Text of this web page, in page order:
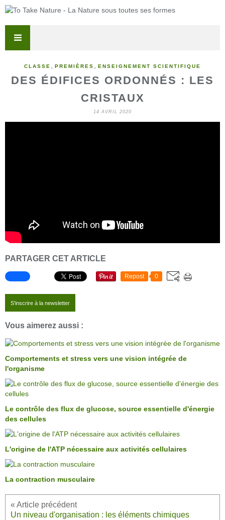
CLASSE PREMIÈRES ENSEIGNEMENT SCIENTIFIQUE
DES ÉDIFICES ORDONNÉS : LES
CRISTAUX
14 AVRIL 2020
PARTAGER CET ARTICLE
Repost 0
S'inscrire à la newsletter
Vous aimerez aussi :
Comportements et stress vers une vision intégrée de
l'organisme
Le contrôle des flux de glucose, source essentielle d'énergie
des cellules
L'origine de l'ATP nécessaire aux activités cellulaires
La contraction musculaire
Un niveau d'organisation : les éléments chimiques